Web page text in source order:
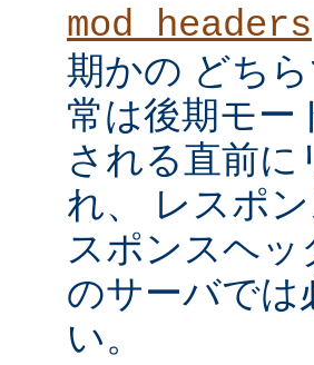
mod_headers
期かの どち
常は後期モー
される直前
れ、 レスポ
スポンスヘ
のサーバでは
い。